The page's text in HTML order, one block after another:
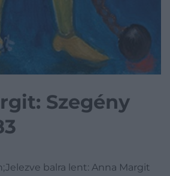
balra lent: Anna Margit